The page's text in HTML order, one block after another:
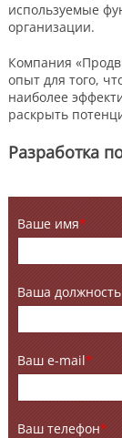
используемые
организации.
Компания
опыт для того,
наиболее
раскрыть
Разработка
Ваше имя*
Ваша должность
Ваш e-mail*
Ваш телефон*